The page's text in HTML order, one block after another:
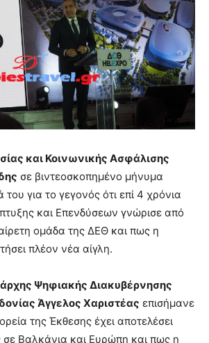
και Κοινωνικής Ασφάλισης
σε βιντεοσκοπημένο μήνυμα
για το γεγονός ότι επί 4 χρόνια
και Επενδύσεων γνώρισε από
ομάδα της ΔΕΘ και πως η
πλέον νέα αίγλη.
Ψηφιακής Διακυβέρνησης
Άγγελος Χαριστέας επισήμανε
της Έκθεσης έχει αποτελέσει
Βαλκάνια και Ευρώπη και πως η